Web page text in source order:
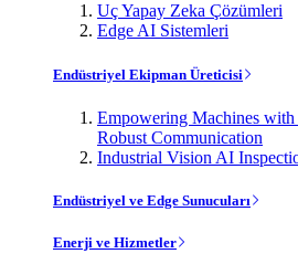
Uç Yapay Zeka Çözümleri
Edge AI Sistemleri
Endüstriyel Ekipman Üreticisi
Empowering Machines
Robust Communication
Industrial Vision AI
Endüstriyel ve Edge Sunucuları
Enerji ve Hizmetler